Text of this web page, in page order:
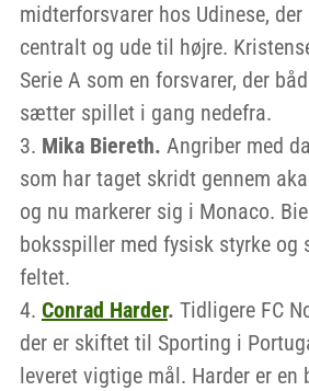
midterforsvarer hos Udinese,
centralt og ude til højre.
Serie A som en forsvarer, der
sætter spillet i gang nedefra.
Mika Biereth. Angriber med
som har taget skridt gennem
og nu markerer sig i Monaco.
boksspiller med fysisk styrke og
feltet.
Conrad Harder. Tidligere FC
der er skiftet til Sporting i
leveret vigtige mål. Harder er